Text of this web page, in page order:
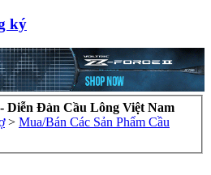
ký
Diễn Đàn Cầu Lông Việt Nam
> Mua/Bán Các Sản Phẩm Cầu